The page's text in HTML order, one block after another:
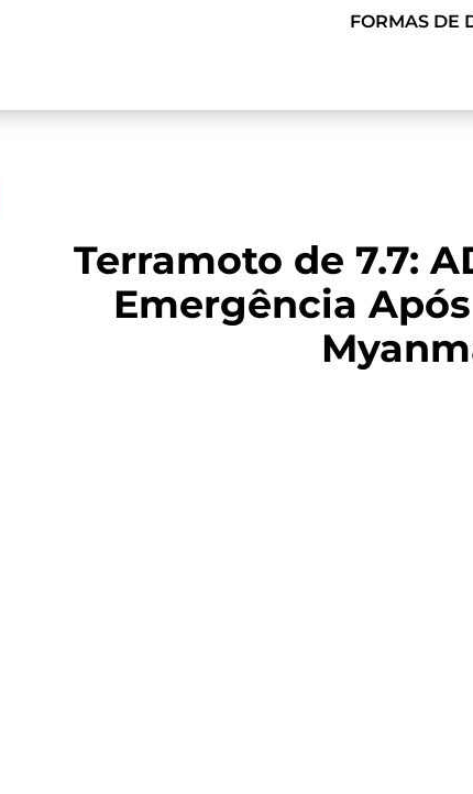
FORMAS DE
Terramoto de 7.7:
Emergência